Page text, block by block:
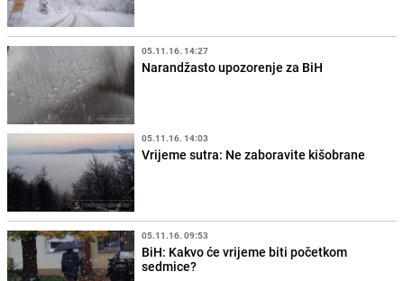
05.11.16. 14:27
Narandžasto upozorenje za BiH
05.11.16. 14:03
Vrijeme sutra: Ne zaboravite kišobrane
05.11.16. 09:53
BiH: Kakvo će vrijeme biti početkom
sedmice?